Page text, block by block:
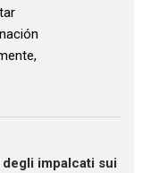
degli impalcati sui